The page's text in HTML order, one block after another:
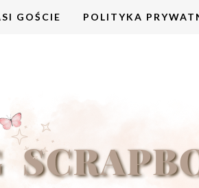
GOŚCIE POLITYKA